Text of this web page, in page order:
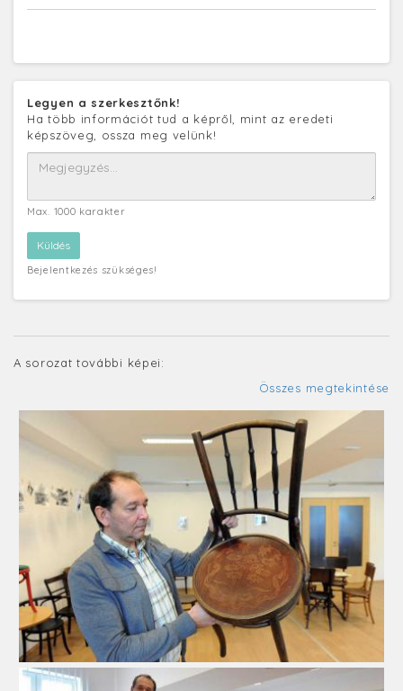
Legyen a szerkesztőnk!
Ha több információt tud a képről, mint az eredeti
képszöveg, ossza meg velünk!
Max. 1000 karakter
Bejelentkezés szükséges!
A sorozat további képei:
Összes megtekintése